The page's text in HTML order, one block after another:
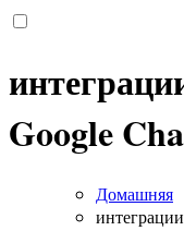
Google
Домашняя